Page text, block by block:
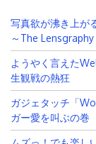
写真欲が沸き上が
～The Lensgraphy
ようやく言えた
生観戦の熱狂
ガジェタッチ「
ガー愛を叫ぶの巻